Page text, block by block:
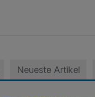
Neueste Artikel